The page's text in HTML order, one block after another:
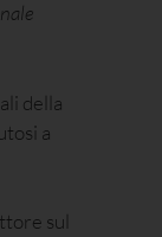
della
a
sul